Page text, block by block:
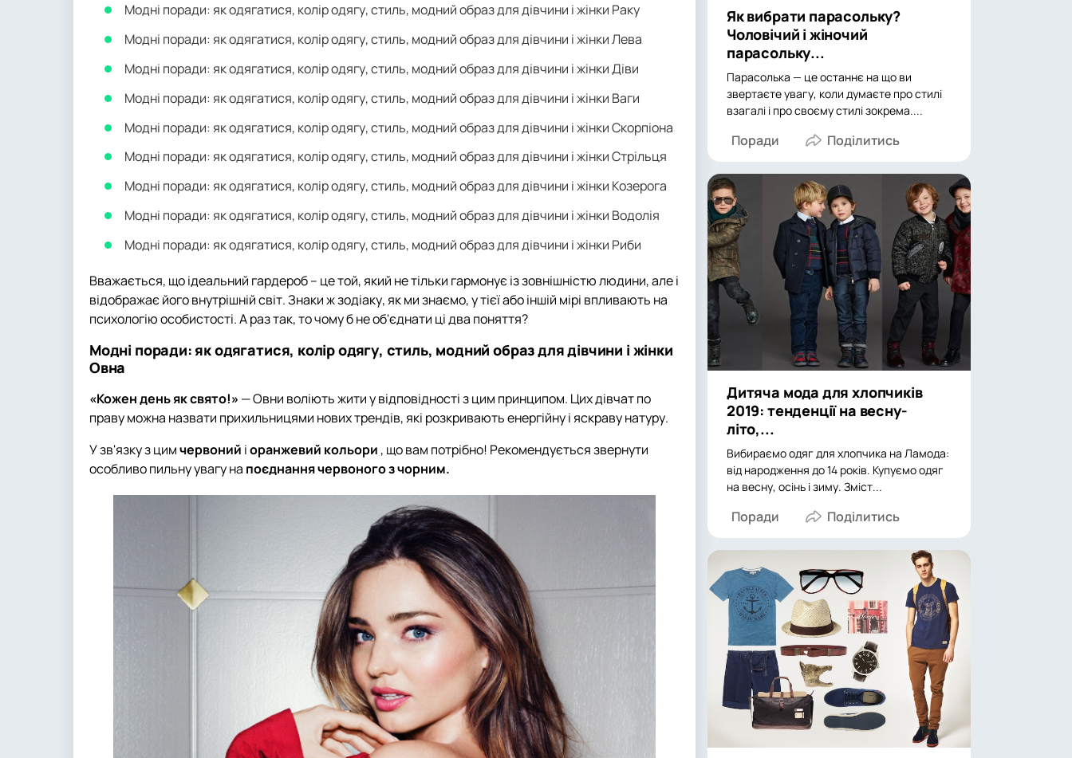
Модні поради: як одягатися, колір одягу, стиль, модний образ для дівчини і жінки Раку
Модні поради: як одягатися, колір одягу, стиль, модний образ для дівчини і жінки Лева
Модні поради: як одягатися, колір одягу, стиль, модний образ для дівчини і жінки Діви
Модні поради: як одягатися, колір одягу, стиль, модний образ для дівчини і жінки Ваги
Модні поради: як одягатися, колір одягу, стиль, модний образ для дівчини і жінки Скорпіона
Модні поради: як одягатися, колір одягу, стиль, модний образ для дівчини і жінки Стрільця
Модні поради: як одягатися, колір одягу, стиль, модний образ для дівчини і жінки Козерога
Модні поради: як одягатися, колір одягу, стиль, модний образ для дівчини і жінки Водолія
Модні поради: як одягатися, колір одягу, стиль, модний образ для дівчини і жінки Риби
Вважається, що ідеальний гардероб – це той, який не тільки гармонує із зовнішністю людини, але і
відображає його внутрішній світ. Знаки ж зодіаку, як ми знаємо, у тієї або іншій мірі впливають на
психологію особистості. А раз так, то чому б не об'єднати ці два поняття?
Модні поради: як одягатися, колір одягу, стиль, модний образ для дівчини і жінки
Овна
«Кожен день як свято!» — Овни воліють жити у відповідності з цим принципом. Цих дівчат по
праву можна назвати прихильницями нових трендів, які розкривають енергійну і яскраву натуру.
У зв'язку з цимчервоний іоранжевий кольори , що вам потрібно! Рекомендується звернути
особливо пильну увагу на поєднання червоного з чорним.
Як вибрати парасольку?
Чоловічий і жіночий
парасольку...
Парасолька — це останнє на що ви
звертаєте увагу, коли думаєте про стилі
взагалі і про своєму стилі зокрема....
Поради
Дитяча мода для хлопчиків
2019: тенденції на весну-
літо,...
Вибираємо одяг для хлопчика на Ламода:
від народження до 14 років. Купуємо одяг
на весну, осінь і зиму. Зміст...
Поради